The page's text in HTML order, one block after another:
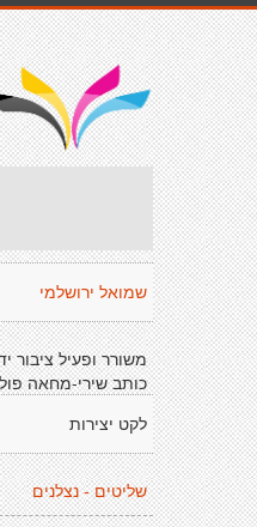
שמואל ירושלמי
כותב שירי-מחאה
לקט יצירות
שליטים - נצלנים